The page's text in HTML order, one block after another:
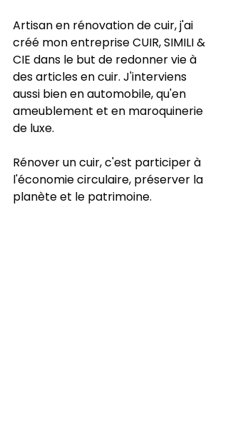
Artisan en rénovation de cuir, j'ai
créé mon entreprise CUIR, SIMILI &
CIE dans le but de redonner vie à
des articles en cuir. J'interviens
aussi bien en automobile, qu'en
ameublement et en maroquinerie
de luxe.
Rénover un cuir, c'est participer à
l'économie circulaire, préserver la
planète et le patrimoine.